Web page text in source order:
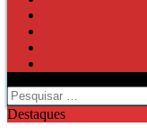
Pesquisar
por:
Destaques